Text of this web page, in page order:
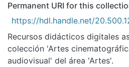
Permanent URI for this
https://hdl.handle.net/
Recursos didácticos digitales
colección 'Artes
audiovisual' del área 'Artes'.